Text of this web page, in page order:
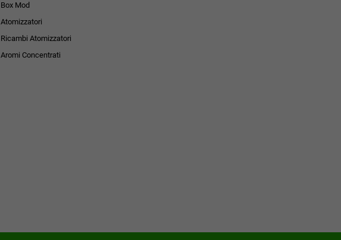
Box Mod
Atomizzatori
Ricambi Atomizzatori
Aromi Concentrati